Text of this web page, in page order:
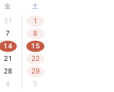
金
土
31
1
7
8
14
15
21
22
28
29
4 5